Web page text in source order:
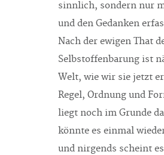
sinnlich, sondern nur
und den Gedanken
Nach der ewigen That
Selbstoffenbarung ist
Welt, wie wir sie jetzt
Regel, Ordnung und
liegt noch im Grunde
könnte es einmal
und nirgends scheint